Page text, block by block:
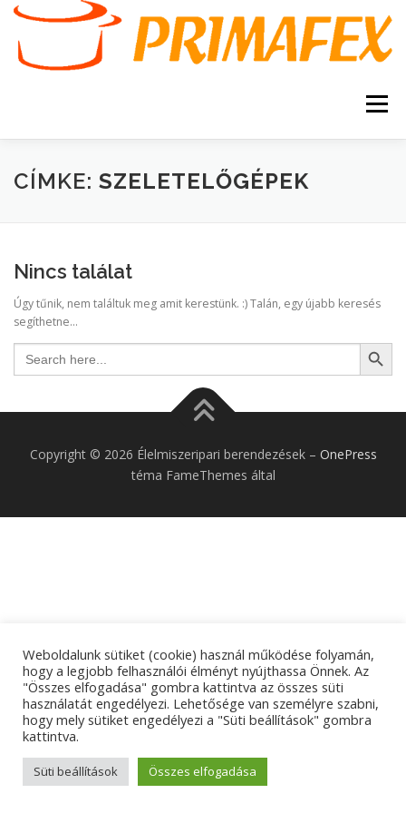
Tovább
tartalomhoz
Menü
KEZDŐOLDAL KAPCSOLAT TERMÉKEK
VÁSÁRLÁSI FELTÉTELEK
CÍMKE: SZELETELŐGÉPEK
Nincs találat
Úgy tűnik, nem találtuk meg amit kerestünk. :) Talán, egy újabb keresés
segíthetne...
Search
for:
Search Button
Copyright © 2026 Élelmiszeripari berendezések – OnePress
téma FameThemes által
Weboldalunk sütiket (cookie) használ működése folyamán,
hogy a legjobb felhasználói élményt nyújthassa Önnek. Az
"Összes elfogadása" gombra kattintva az összes süti
használatát engedélyezi. Lehetősége van személyre szabni,
hogy mely sütiket engedélyezi a "Süti beállítások" gombra
kattintva.
Süti beállítások Összes elfogadása